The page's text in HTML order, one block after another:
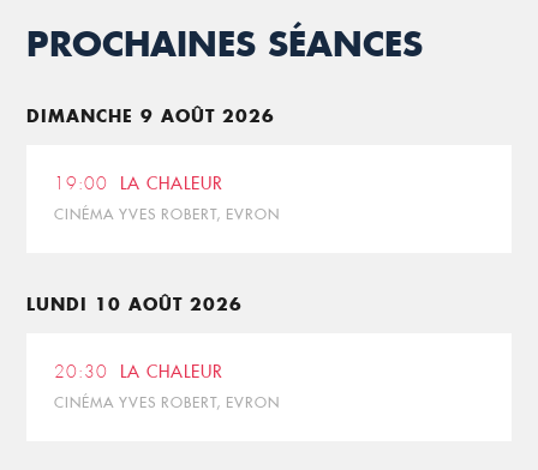
PROCHAINES SÉANCES
DIMANCHE 9 AOÛT 2026
19:00 LA CHALEUR
CINÉMA YVES ROBERT, EVRON
LUNDI 10 AOÛT 2026
20:30 LA CHALEUR
CINÉMA YVES ROBERT, EVRON